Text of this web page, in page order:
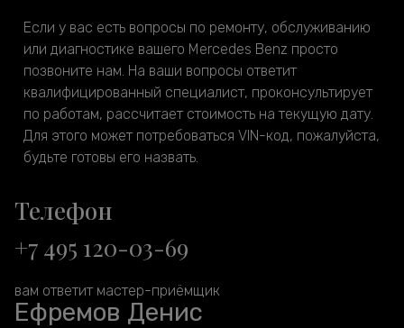
Если у вас есть вопросы по ремонту, обслуживанию
или диагностике вашего Mercedes Benz просто
позвоните нам. На ваши вопросы ответит
квалифицированный специалист, проконсультирует
по работам, рассчитает стоимость на текущую дату.
Для этого может потребоваться VIN-код, пожалуйста,
будьте готовы его назвать.
Телефон
+7 495 120-03-69
вам ответит мастер-приёмщик
Ефремов Денис